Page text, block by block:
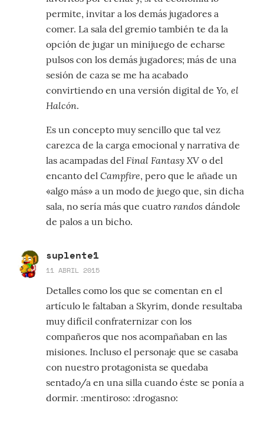
permite, invitar a los demás jugadores a
comer. La sala del gremio también te da la
opción de jugar un minijuego de echarse
pulsos con los demás jugadores; más de una
sesión de caza se me ha acabado
convirtiendo en una versión digital de Yo, el
Halcón.
Es un concepto muy sencillo que tal vez
carezca de la carga emocional y narrativa de
las acampadas del Final Fantasy XV o del
encanto del Campfire, pero que le añade un
«algo más» a un modo de juego que, sin dicha
sala, no sería más que cuatro randos dándole
de palos a un bicho.
suplente1
11 ABRIL 2015
Detalles como los que se comentan en el
artículo le faltaban a Skyrim, donde resultaba
muy difícil confraternizar con los
compañeros que nos acompañaban en las
misiones. Incluso el personaje que se casaba
con nuestro protagonista se quedaba
sentado/a en una silla cuando éste se ponía a
dormir. :mentiroso: :drogasno: